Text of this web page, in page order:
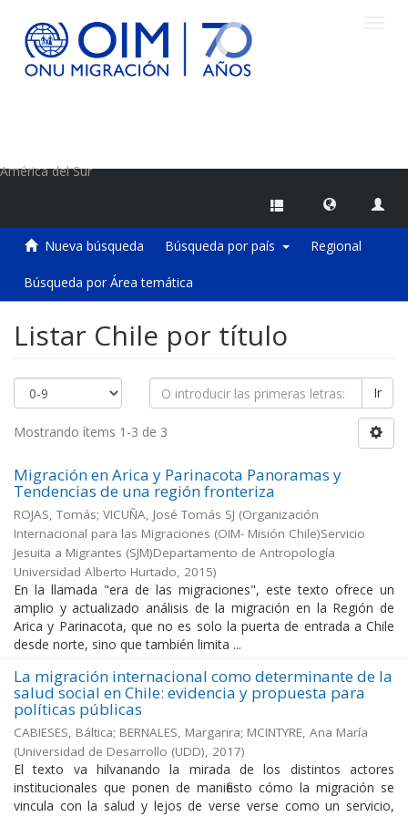
América del Sur
Nueva búsqueda Búsqueda por país Regional
Búsqueda por Área temática
Listar Chile por título
Ir
Mostrando ítems 1-3 de 3
Migración en Arica y Parinacota Panoramas y
Tendencias de una región fronteriza
ROJAS, Tomás; VICUÑA, José Tomás SJ (Organización
Internacional para las Migraciones (OIM- Misión Chile)Servicio
Jesuita a Migrantes (SJM)Departamento de Antropología
Universidad Alberto Hurtado, 2015)
En la llamada "era de las migraciones", este texto ofrece un
amplio y actualizado análisis de la migración en la Región de
Arica y Parinacota, que no es solo la puerta de entrada a Chile
desde norte, sino que también limita ...
La migración internacional como determinante de la
salud social en Chile: evidencia y propuesta para
políticas públicas
CABIESES, Báltica; BERNALES, Margarira; MCINTYRE, Ana María
(Universidad de Desarrollo (UDD), 2017)
El texto va hilvanando la mirada de los distintos actores
institucionales que ponen de manifiesto cómo la migración se
vincula con la salud y lejos de verse verse como un servicio,